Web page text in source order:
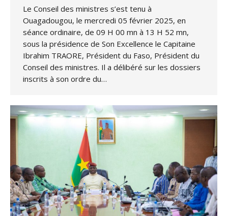
Le Conseil des ministres s’est tenu à
Ouagadougou, le mercredi 05 février 2025, en
séance ordinaire, de 09 H 00 mn à 13 H 52 mn,
sous la présidence de Son Excellence le Capitaine
Ibrahim TRAORE, Président du Faso, Président du
Conseil des ministres. Il a délibéré sur les dossiers
inscrits à son ordre du…